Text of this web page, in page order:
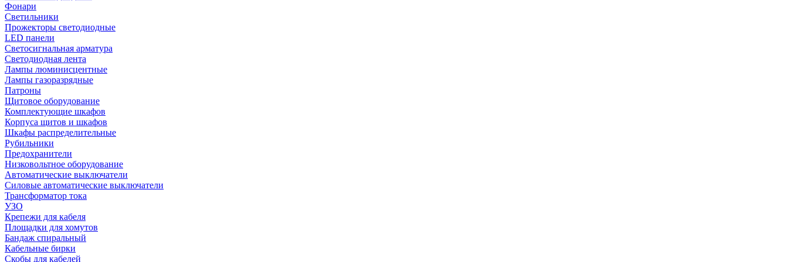
Фонари
Светильники
Прожекторы светодиодные
LED панели
Светосигнальная арматура
Светодиодная лента
Лампы люминисцентные
Лампы газоразрядные
Патроны
Щитовое оборудование
Комплектующие шкафов
Корпуса щитов и шкафов
Шкафы распределительные
Рубильники
Предохранители
Низковольтное оборудование
Автоматические выключатели
Силовые автоматические выключатели
Трансформатор тока
УЗО
Крепежи для кабеля
Площадки для хомутов
Бандаж спиральный
Кабельные бирки
Cкобы для кабелей